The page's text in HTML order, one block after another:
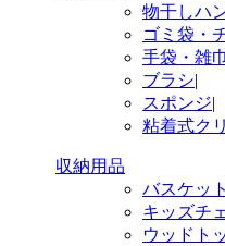
物干しハ
ゴミ袋・
手袋・雑
ブラシ|
スポンジ|
粘着式ク
収納用品
バスケッ
キッズチ
ウッドト